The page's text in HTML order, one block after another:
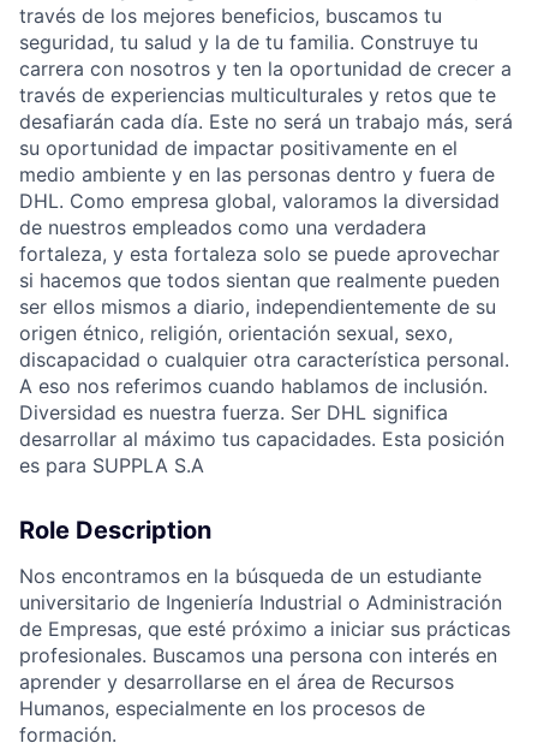
través de los mejores beneficios, buscamos tu
seguridad, tu salud y la de tu familia. Construye tu
carrera con nosotros y ten la oportunidad de crecer a
través de experiencias multiculturales y retos que te
desafiarán cada día. Este no será un trabajo más, será
su oportunidad de impactar positivamente en el
medio ambiente y en las personas dentro y fuera de
DHL. Como empresa global, valoramos la diversidad
de nuestros empleados como una verdadera
fortaleza, y esta fortaleza solo se puede aprovechar
si hacemos que todos sientan que realmente pueden
ser ellos mismos a diario, independientemente de su
origen étnico, religión, orientación sexual, sexo,
discapacidad o cualquier otra característica personal.
A eso nos referimos cuando hablamos de inclusión.
Diversidad es nuestra fuerza. Ser DHL significa
desarrollar al máximo tus capacidades. Esta posición
es para SUPPLA S.A
Role Description
Nos encontramos en la búsqueda de un estudiante
universitario de Ingeniería Industrial o Administración
de Empresas, que esté próximo a iniciar sus prácticas
profesionales. Buscamos una persona con interés en
aprender y desarrollarse en el área de Recursos
Humanos, especialmente en los procesos de
formación.